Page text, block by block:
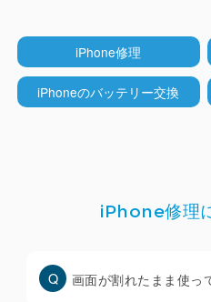
プレイを採用しています。
ためにオンセル型のLCD
厚くなりタッチ操作性も
iCrackedのディスプレイ
応しており、iOS18.1以降
確認しています。
iPhone修理
iPhoneのバッテリー交換
iPhone修理
画面が割れたまま使っ